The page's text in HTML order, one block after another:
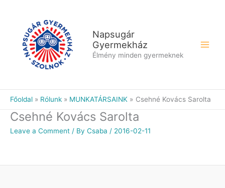
Napsugár
Gyermekház
Élmény minden gyermeknek
Főoldal Rólunk MUNKATÁRSAINK Csehné Kovács Sarolta
Csehné Kovács Sarolta
Leave a Comment / By Csaba / 2016-02-11